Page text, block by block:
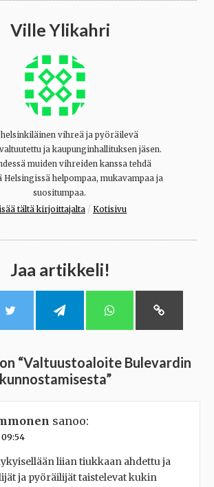
Ville Ylikahri
helsinkiläinen vihreä ja pyöräilevä
ja kaupunginhallituksen jäsen.
muiden vihreiden kanssa tehdä
helpompaa, mukavampaa ja
suositumpaa.
tältä kirjoittajalta / Kotisivu
Jaa artikkeli!
“Valtuustoaloite Bulevardin
”
sanoo:
09:54
liian tiukkaan ahdettu ja
ja pyöräilijät taistelevat kukin